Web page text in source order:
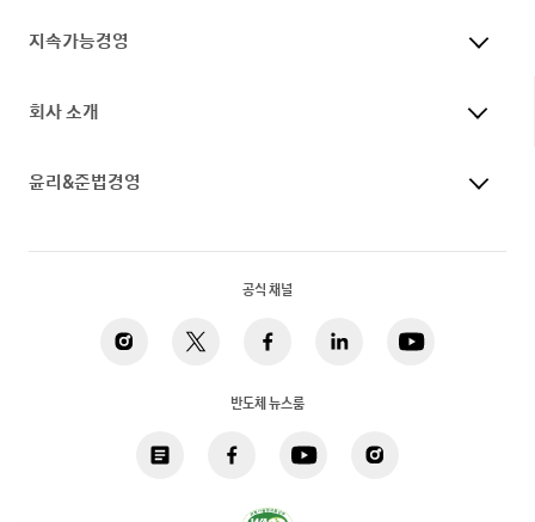
지속가능경영
회사 소개
윤리&준법경영
공식 채널
반도체 뉴스룸